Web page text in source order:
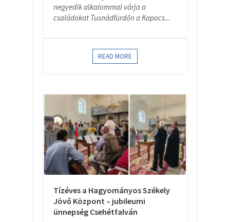
negyedik alkalommal várja a
családokat Tusnádfürdőn a Kapocs...
READ MORE
Tízéves a Hagyományos Székely
Jövő Központ – jubileumi
ünnepség Csehétfalván